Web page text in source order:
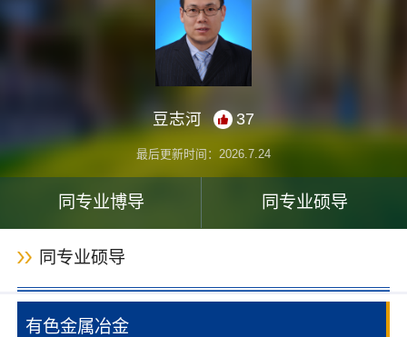
豆志河 37
最后更新时间： 2026.7.24
同专业博导 同专业硕导
同专业硕导
有色金属冶金